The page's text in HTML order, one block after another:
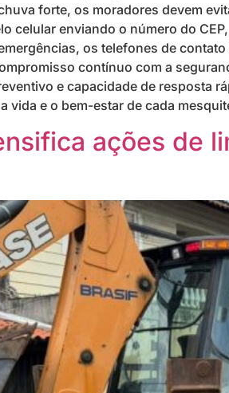
forte, os moradores devem
celular enviando o número do
os telefones de
contínuo com a
e capacidade de resposta
vida e o bem-estar de cada
ações de